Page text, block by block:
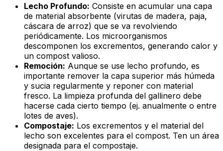
Lecho Profundo: Consiste en acumular una capa
de material absorbente (virutas de madera, paja,
cáscara de arroz) que se va revolviendo
periódicamente. Los microorganismos
descomponen los excrementos, generando calor y
un compost valioso.
Remoción: Aunque se use lecho profundo, es
importante remover la capa superior más húmeda
y sucia regularmente y reponer con material
fresco. La limpieza profunda del gallinero debe
hacerse cada cierto tiempo (ej. anualmente o entre
lotes de aves).
Compostaje: Los excrementos y el material del
lecho son excelentes para el compost. Ten un área
designada para el compostaje.